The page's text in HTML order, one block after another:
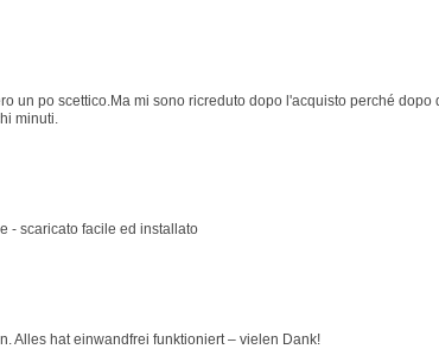
un po scettico.Ma mi sono ricreduto dopo l'acquisto perché
minuti.
- scaricato facile ed installato
Alles hat einwandfrei funktioniert – vielen Dank!